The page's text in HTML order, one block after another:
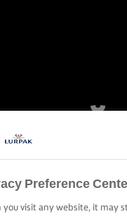
Preference
you visit any website, it may